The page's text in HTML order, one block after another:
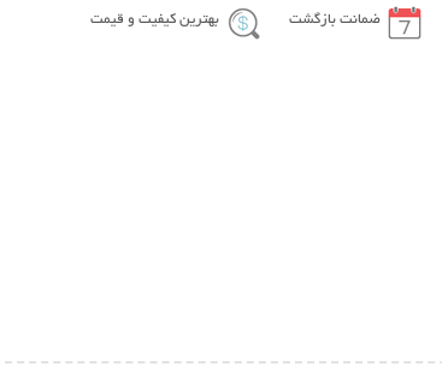
ضمانت بازگشت بهترین کیفیت و قیمت